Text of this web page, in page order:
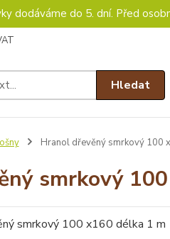
dodáváme do 5. dní. Před
Hledat
Hranol dřevěný smrkový 100
smrkový